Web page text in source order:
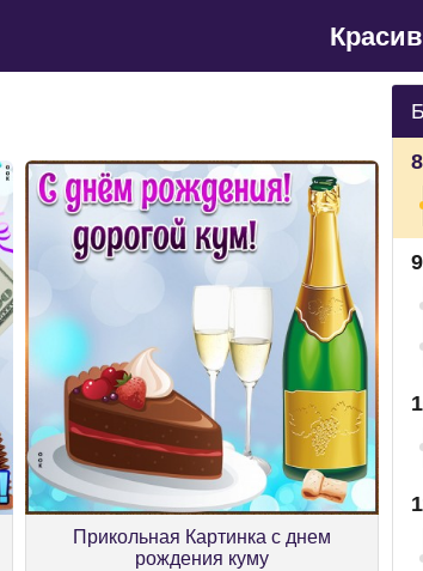
Прикольная Картинка с днем
рождения куму